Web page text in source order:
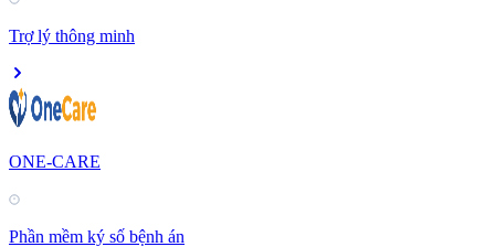
Trợ lý thông minh
ONE-CARE
Phần mềm ký số bệnh án